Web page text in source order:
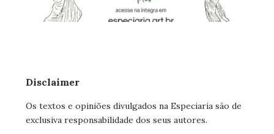
Disclaimer
Os textos e opiniões divulgados na Especiaria são de
exclusiva responsabilidade dos seus autores.